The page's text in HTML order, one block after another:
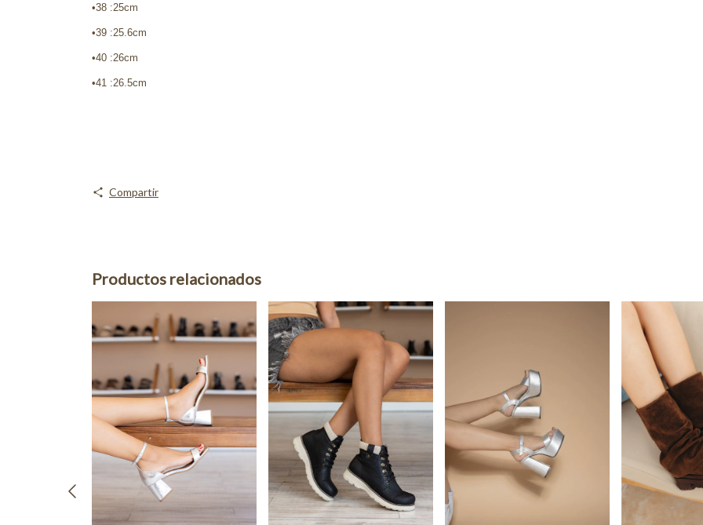
•38 :25cm
•39 :25.6cm
•40 :26cm
•41 :26.5cm
Compartir
Productos relacionados